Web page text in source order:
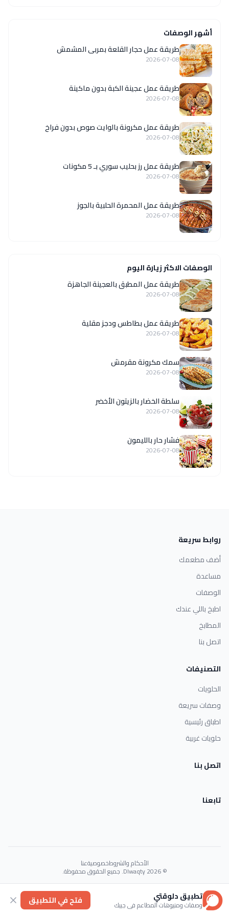
أشهر الوصفات
طريقة عمل حجار القلعة بمربى المشمش
2026-07-08
طريقة عمل عجينة الكبة بدون ماكينة
2026-07-08
طريقة عمل مكرونة بالوايت صوص بدون فراخ
2026-07-08
طريقة عمل رز بحليب سوري بـ 5 مكونات
2026-07-08
طريقة عمل المحمرة الحلبية بالجوز
2026-07-08
الوصفات الاكثر زيارة اليوم
طريقة عمل المطبق بالعجينة الجاهزة
2026-07-08
طريقة عمل بطاطس ودجز مقلية
2026-07-08
سمك مكرونة مقرمش
2026-07-08
سلطة الخضار بالزيتون الأخضر
2026-07-08
فشار حار بالليمون
2026-07-08
روابط سريعة
أضف مطعمك
مساعدة
الوصفات
اطبخ باللي عندك
المطابخ
اتصل بنا
التصنيفات
الحلويات
وصفات سريعة
اطباق رئيسية
حلويات غربية
اتصل بنا
تابعنا
الأحكام والشروطخصوصيةعنا
© 2026 Dlwaqty. جميع الحقوق محفوظة.
Powered byGAIT
تطبيق دلوقتي
وصفات ومنيوهات المطاعم في جيبك فتح في التطبيق